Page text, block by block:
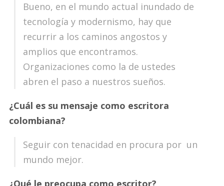
Bueno, en el mundo actual inundado de
tecnología y modernismo, hay que
recurrir a los caminos angostos y
amplios que encontramos.
Organizaciones como la de ustedes
abren el paso a nuestros sueños.
¿Cuál es su mensaje como escritora
colombiana?
Seguir con tenacidad en procura por un
mundo mejor.
¿Qué le preocupa como escritor?